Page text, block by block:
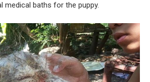
medical baths for the puppy.